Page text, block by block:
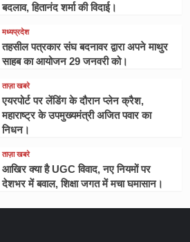
बदलाव, हितानंद शर्मा की विदाई।
मध्यप्रदेश
तहसील पत्रकार संघ बदनावर द्वारा अपने माथुर
साहब का आयोजन 29 जनवरी को।
ताज़ा खबरे
एयरपोर्ट पर लेंडिंग के दौरान प्लेन क्रैश,
महाराष्ट्र के उपमुख्यमंत्री अजित पवार का
निधन।
ताज़ा खबरे
आखिर क्या है UGC विवाद, नए नियमों पर
देशभर में बवाल, शिक्षा जगत में मचा घमासान।